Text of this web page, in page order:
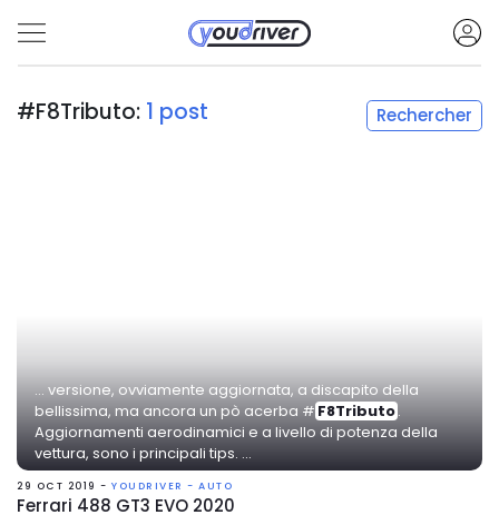
#F8Tributo: 1 post Rechercher
... versione, ovviamente aggiornata, a discapito della
bellissima, ma ancora un pò acerba # F8Tributo.
Aggiornamenti aerodinamici e a livello di potenza della
vettura, sono i principali tips. ...
29 OCT 2019 - YOUDRIVER - AUTO
Ferrari 488 GT3 EVO 2020